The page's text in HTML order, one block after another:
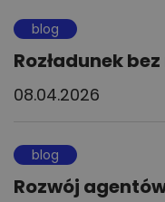
blog
Rozładunek
08.04.2026
blog
Rozwój